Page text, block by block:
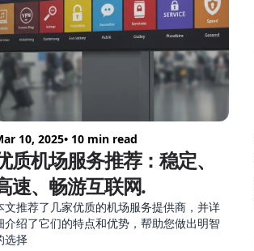
10, 2025• 10 min read
质机场服务推荐：稳定、
速、畅游互联网.
文推荐了几家优质的机场服务提供商，并详
介绍了它们的特点和优势，帮助您做出明智
选择